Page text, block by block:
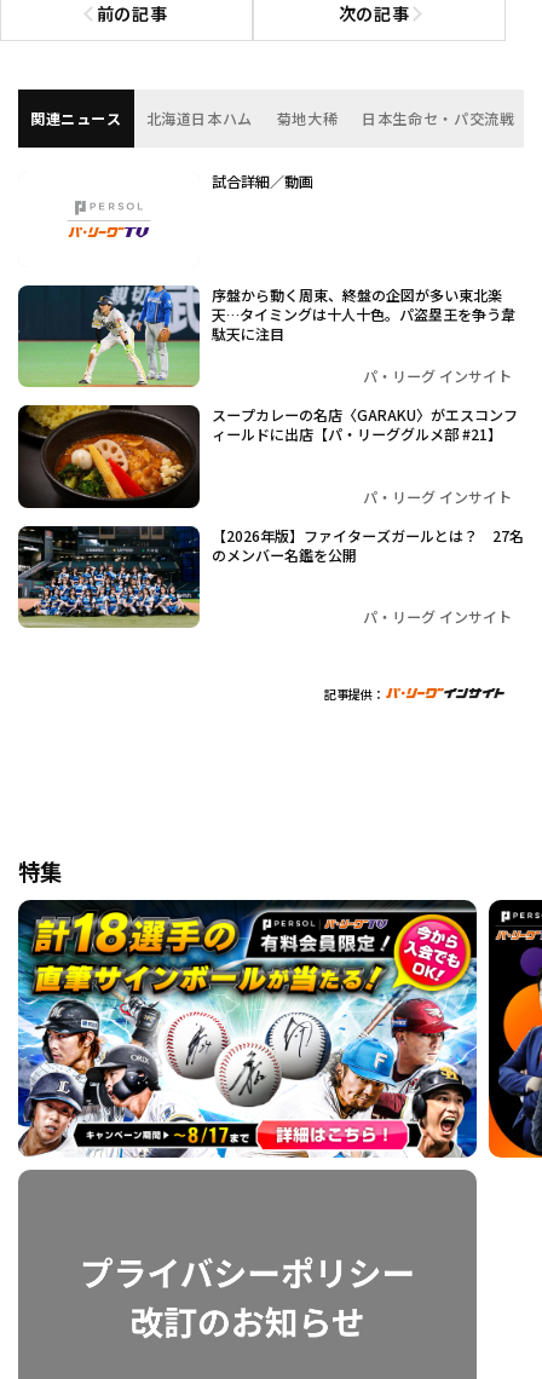
前の記事
前の記事へ 次の記事次の記事へ
関連ニュース 北海道日本ハム 菊地大稀 日本生命セ・パ交流戦
試合詳細／動画
序盤から動く周東、終盤の企図が多い東北楽
天…タイミングは十人十色。パ盗塁王を争う韋
駄天に注目
パ・リーグ インサイト
スープカレーの名店〈GARAKU〉がエスコンフ
ィールドに出店【パ・リーググルメ部 #21】
パ・リーグ インサイト
【2026年版】ファイターズガールとは？ 27名
のメンバー名鑑を公開
パ・リーグ インサイト
記事提供：
特集